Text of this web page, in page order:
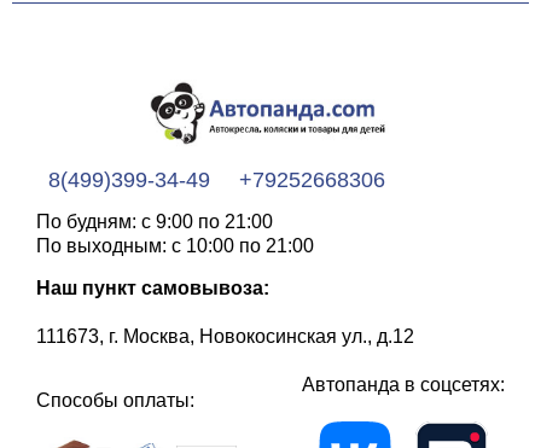
8(499)399-34-49 +79252668306
По будням: с 9:00 по 21:00
По выходным: с 10:00 по 21:00
Наш пункт самовывоза:
111673, г. Москва, Новокосинская ул., д.12
Способы оплаты:
Автопанда в соцсетях: